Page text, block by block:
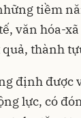
tiềm
văn hóa-
thành
định được
lực, có